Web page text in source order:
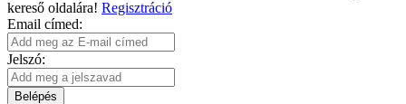
kereső oldalára! Regisztráció
Email címed:
Jelszó:
Belépés